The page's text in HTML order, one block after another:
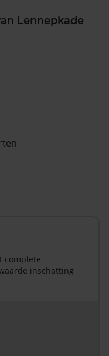
Lennepkade
complete
inschatting